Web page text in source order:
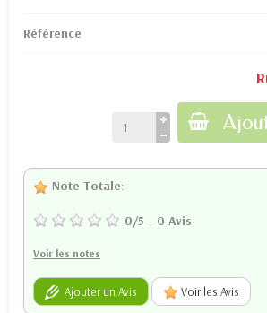
Référence
Note Totale:
0/5 - 0 Avis
Voir les notes
Ajouter un Avis Voir les Avis